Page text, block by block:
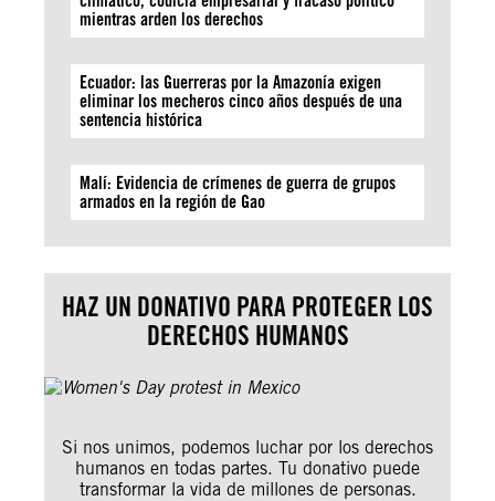
mientras arden los derechos
Ecuador: las Guerreras por la Amazonía exigen
eliminar los mecheros cinco años después de una
sentencia histórica
Malí: Evidencia de crímenes de guerra de grupos
armados en la región de Gao
HAZ UN DONATIVO PARA PROTEGER LOS
DERECHOS HUMANOS
Si nos unimos, podemos luchar por los derechos
humanos en todas partes. Tu donativo puede
transformar la vida de millones de personas.